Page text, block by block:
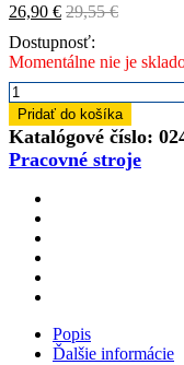
26,90 € 29,55€
Dostupnosť:
Momentálne nie je
množstvo
BRUDER
02466
Hračka
Žlty
bager
figúrkou
Pridať do košíka
Katalógové číslo:
Pracovné stroje
Popis
Ďalšie informácie